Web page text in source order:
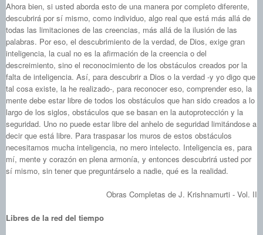
Ahora bien, si usted aborda esto de una manera por completo diferente,
descubrirá por sí mismo, como individuo, algo real que está más allá de
todas las limitaciones de las creencias, más allá de la ilusión de las
palabras. Por eso, el descubrimiento de la verdad, de Dios, exige gran
inteligencia, la cual no es la afirmación de la creencia o del
descreimiento, sino el reconocimiento de los obstáculos creados por la
falta de inteligencia. Así, para descubrir a Dios o la verdad ‑y yo digo que
tal cosa existe, la he realizado-, para reconocer eso, comprender eso, la
mente debe estar libre de todos los obstáculos que han sido creados a lo
largo de los siglos, obstáculos que se basan en la autoprotección y la
seguridad. Uno no puede estar libre del anhelo de seguridad limitándose a
decir que está libre. Para traspasar los muros de estos obstáculos
necesitamos mucha inteligencia, no mero intelecto. Inteligencia es, para
mí, mente y corazón en plena armonía, y entonces descubrirá usted por
sí mismo, sin tener que preguntárselo a nadie, qué es la realidad.
Obras Completas de J. Krishnamurti - Vol. II
Libres de la red del tiempo